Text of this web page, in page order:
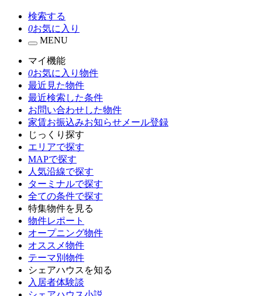
検索する
0お気に入り
MENU
マイ機能
0お気に入り物件
最近見た物件
最近検索した条件
お問い合わせした物件
家賃お振込みお知らせメール登録
じっくり探す
エリアで探す
MAPで探す
人気沿線で探す
ターミナルで探す
全ての条件で探す
特集物件を見る
物件レポート
オープニング物件
オススメ物件
テーマ別物件
シェアハウスを知る
入居者体験談